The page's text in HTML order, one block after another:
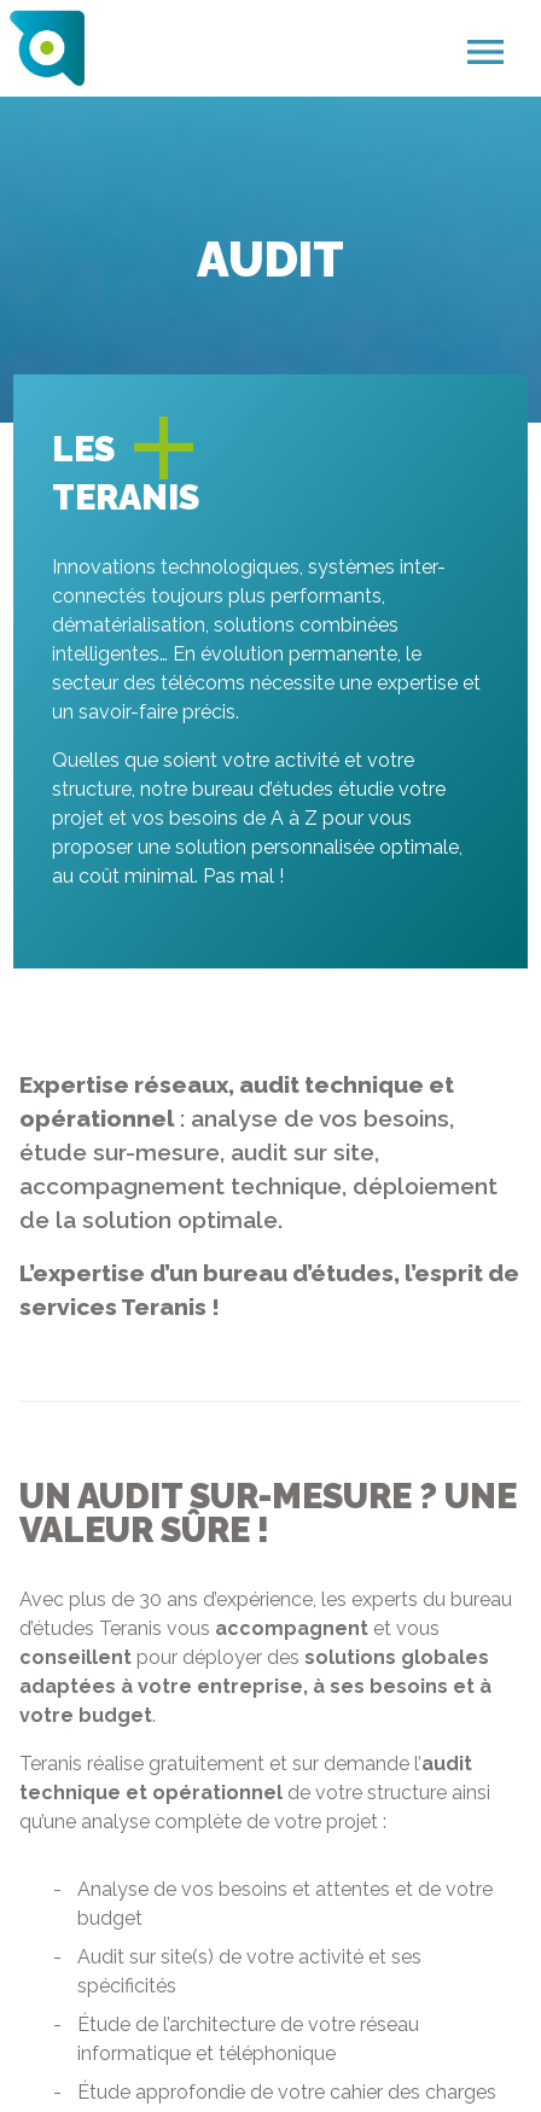
menu
AUDIT
LES +
TERANIS
Innovations technologiques, systèmes inter-
connectés toujours plus performants,
dématérialisation, solutions combinées
intelligentes… En évolution permanente, le
secteur des télécoms nécessite une expertise et
un savoir-faire précis.
Quelles que soient votre activité et votre
structure, notre bureau d’études étudie votre
projet et vos besoins de A à Z pour vous
proposer une solution personnalisée optimale,
au coût minimal. Pas mal !
Expertise réseaux, audit technique et
opérationnel: analyse de vos besoins,
étude sur-mesure, audit sur site,
accompagnement technique, déploiement
de la solution optimale.
L’expertise d’un bureau d’études, l’esprit de
services Teranis !
UN AUDIT SUR-MESURE ? UNE
VALEUR SÛRE !
Avec plus de 30 ans d’expérience, les experts du bureau
d’études Teranis vous accompagnentet vous
conseillentpour déployer des solutions globales
adaptées à votre entreprise, à ses besoins et à
votre budget.
Teranis réalise gratuitement et sur demande l’audit
technique et opérationnelde votre structure ainsi
qu’une analyse complète de votre projet :
Analyse de vos besoins et attentes et de votre
budget
Audit sur site(s) de votre activité et ses
spécificités
Étude de l’architecture de votre réseau
informatique et téléphonique
Étude approfondie de votre cahier des charges